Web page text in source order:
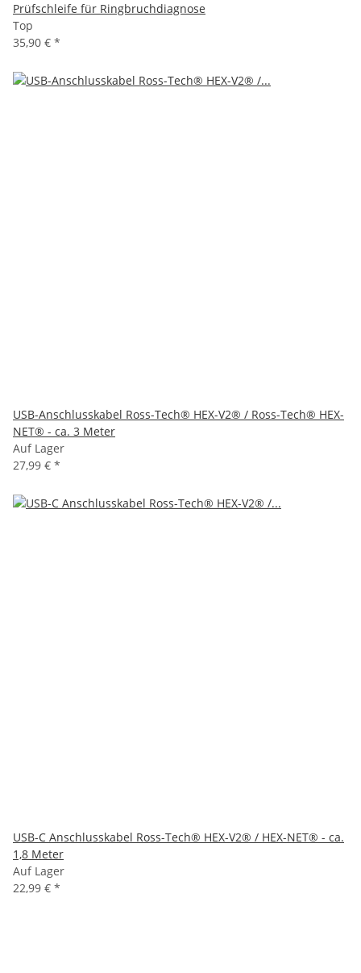
Prüfschleife für Ringbruchdiagnose
Top
35,90 € *
USB-Anschlusskabel Ross-Tech® HEX-V2® / Ross-Tech® HEX-
NET® - ca. 3 Meter
Auf Lager
27,99 € *
USB-C Anschlusskabel Ross-Tech® HEX-V2® / HEX-NET® - ca.
1,8 Meter
Auf Lager
22,99 € *